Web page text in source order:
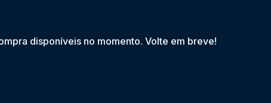
disponíveis no momento. Volte em breve!